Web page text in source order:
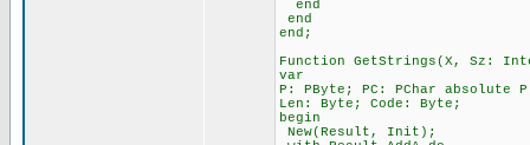
end
end
end;
Function GetStrings(X, Sz:
var
P: PByte; PC: PChar absolute
Len: Byte; Code: Byte;
begin
New(Result, Init);